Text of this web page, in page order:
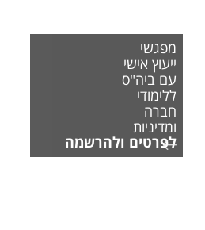
מפגשי
ייעוץ אישי
עם ביה"ס
ללימודי
חברה
ומדיניות
לפרטים ולהרשמה